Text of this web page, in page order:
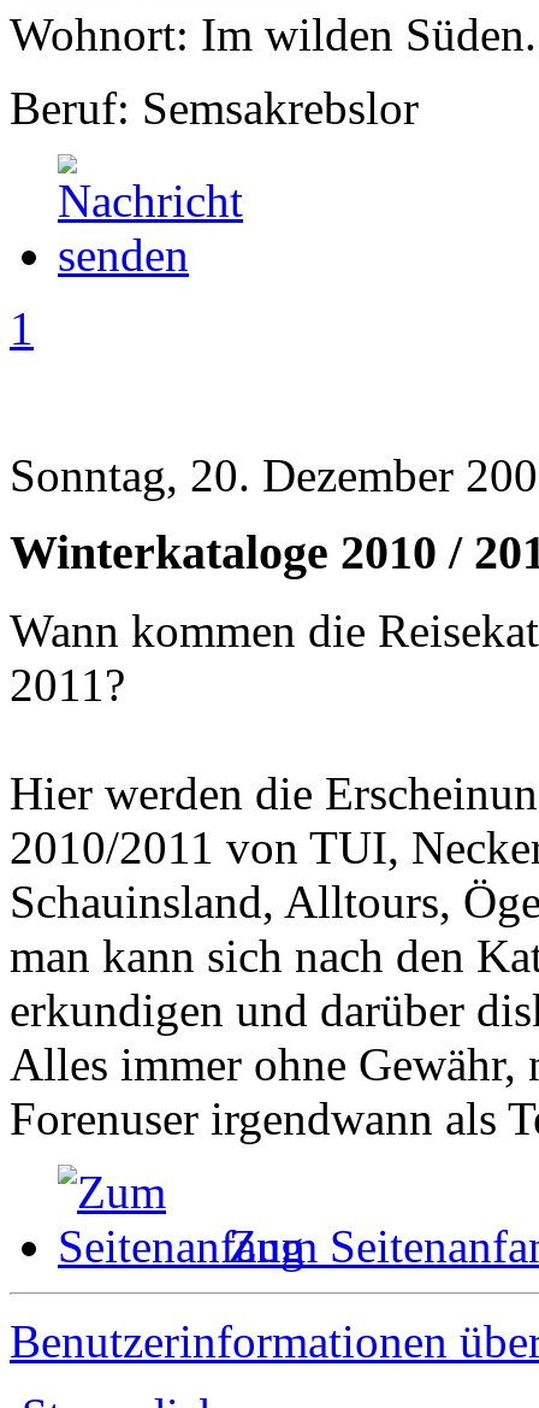
Wohnort: Im wilden
Beruf: Semsakrebslor
1
Sonntag, 20. Dezember
Winterkataloge 2010 /
Wann kommen die
2011?
Hier werden die
2010/2011 von TUI,
Schauinsland, Alltours,
man kann sich nach den
erkundigen und darüber
Alles immer ohne Gewähr,
Forenuser irgendwann als
Zum
Benutzerinformationen